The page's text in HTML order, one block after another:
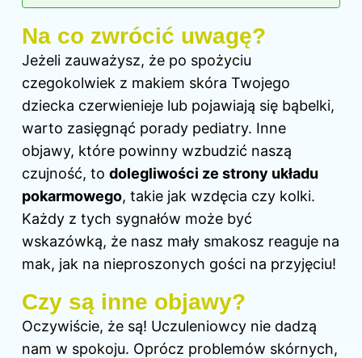
Na co zwrócić uwagę?
Jeżeli zauważysz, że po spożyciu
czegokolwiek z makiem skóra Twojego
dziecka czerwienieje lub pojawiają się bąbelki,
warto zasięgnąć porady pediatry. Inne
objawy, które powinny wzbudzić naszą
czujność, to dolegliwości ze strony układu
pokarmowego, takie jak wzdęcia czy kolki.
Każdy z tych sygnałów może być
wskazówką, że nasz mały smakosz reaguje na
mak, jak na nieproszonych gości na przyjęciu!
Czy są inne objawy?
Oczywiście, że są! Uczuleniowcy nie dadzą
nam w spokoju. Oprócz problemów skórnych,